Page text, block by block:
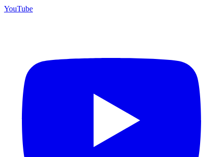
YouTube